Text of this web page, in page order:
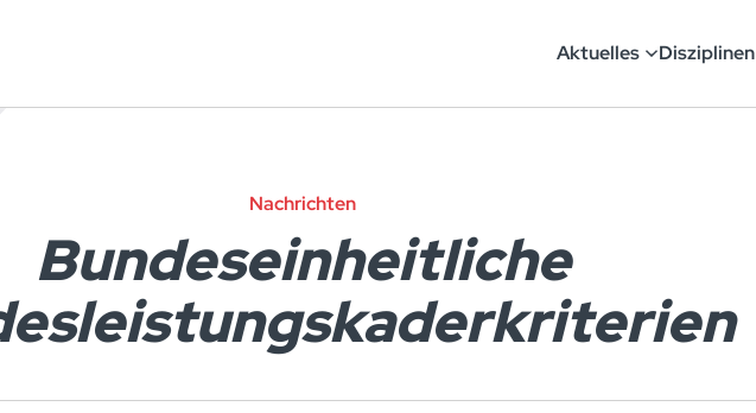
Aktuelles Disziplinen
Nachrichten
Bundeseinheitliche